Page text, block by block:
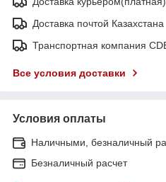
Доставка почтой Казахстана
Транспортная компания
Все условия доставки
Условия оплаты
Наличными, безналичный
Безналичный расчет